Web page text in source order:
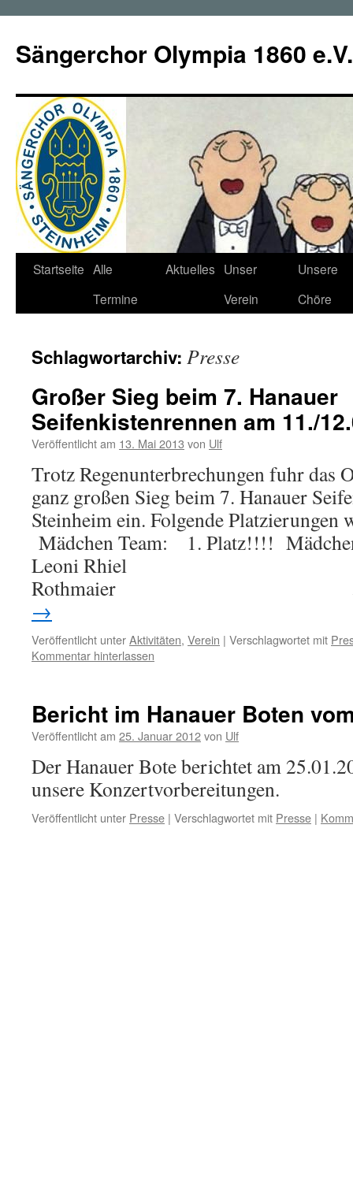
springen
Sängerchor Olympia 1860
Startseite Alle
Termine
Aktuelles Unser
Verein
Unsere
Chöre
Schlagwortarchiv: Presse
Großer Sieg beim 7. Hanauer
Seifenkistenrennen am 11./
Veröffentlicht am 13. Mai 2013 von Ulf
Trotz Regenunterbrechungen fuhr das
ganz großen Sieg beim 7. Hanauer
Steinheim ein. Folgende Platzierungen
Mädchen Team: 1. Platz!!!!
Leoni Rhiel 4. Platz
Rothmaier 5.
→
Veröffentlicht unterAktivitäten, Verein | Verschlagwortet mit
Kommentar hinterlassen
Bericht im Hanauer Boten
Veröffentlicht am 25. Januar 2012von Ulf
Der Hanauer Bote berichtet am
unsere Konzertvorbereitungen.
Veröffentlicht unter Presse | Verschlagwortet mit Presse |